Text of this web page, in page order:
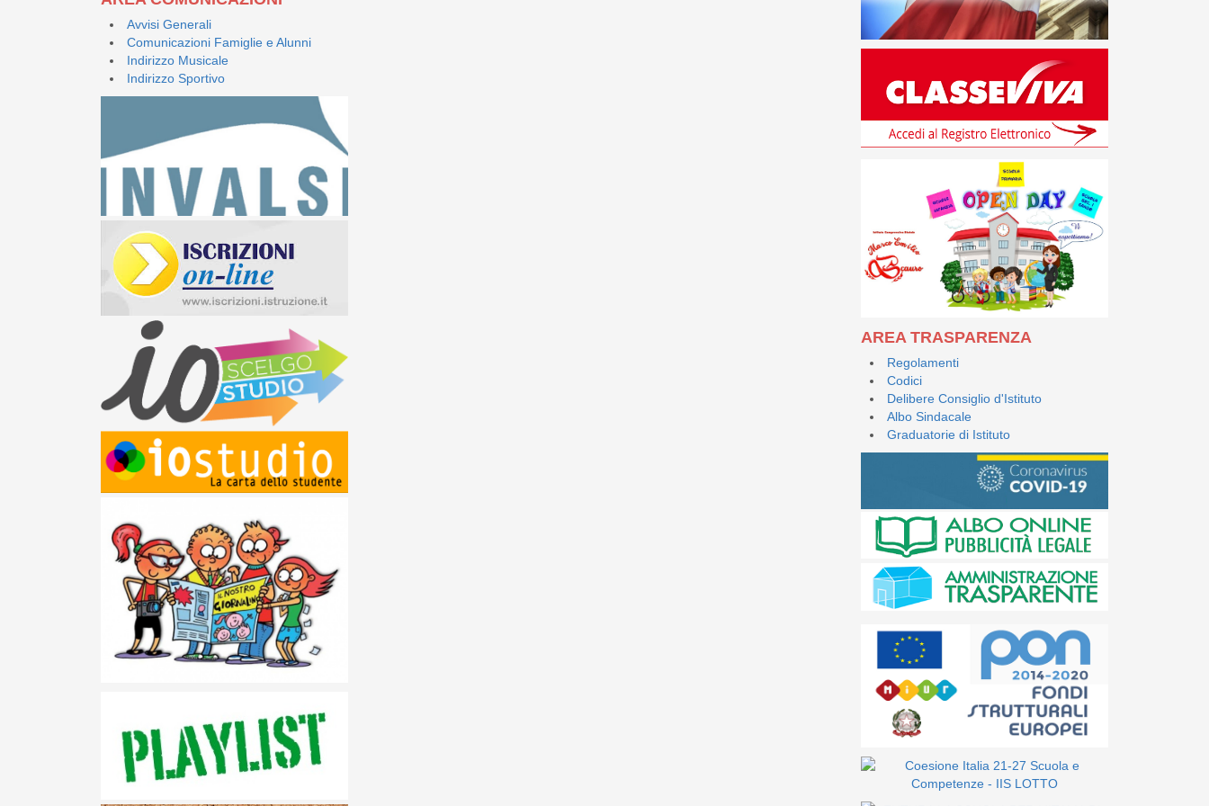
Avvisi Generali
Comunicazioni Famiglie e Alunni
Indirizzo Musicale
Indirizzo Sportivo
AREA TRASPARENZA
Regolamenti
Codici
Delibere Consiglio d'Istituto
Albo Sindacale
Graduatorie di Istituto